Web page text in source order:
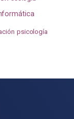
psicología